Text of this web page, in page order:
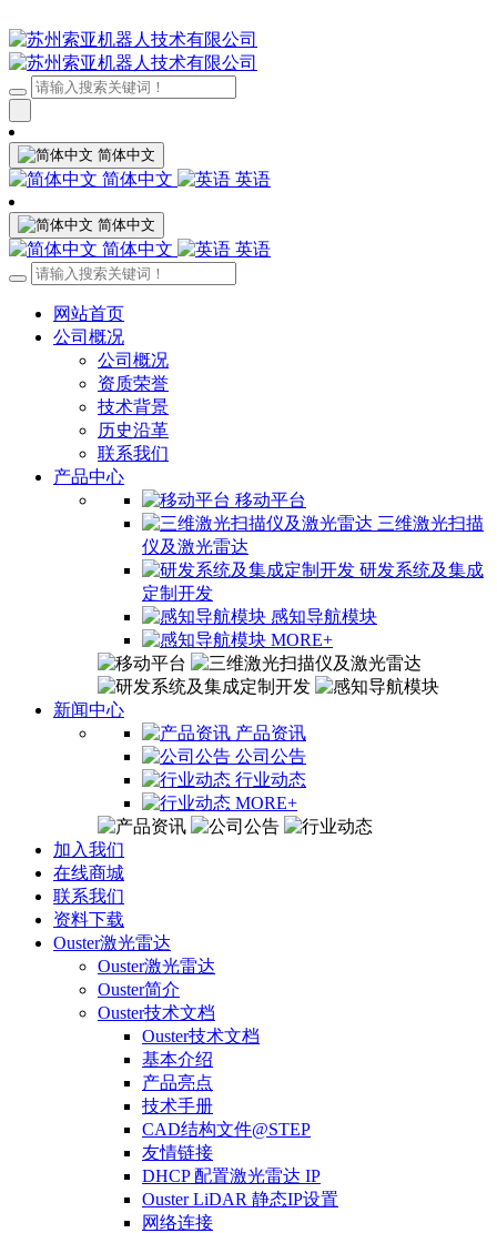
简体中文
简体中文 英语
简体中文
简体中文 英语
网站首页
公司概况
公司概况
资质荣誉
技术背景
历史沿革
联系我们
产品中心
移动平台
三维激光扫描
仪及激光雷达
研发系统及集成
定制开发
感知导航模块
MORE+
新闻中心
产品资讯
公司公告
行业动态
MORE+
加入我们
在线商城
联系我们
资料下载
Ouster激光雷达
Ouster激光雷达
Ouster简介
Ouster技术文档
Ouster技术文档
基本介绍
产品亮点
技术手册
CAD结构文件@STEP
友情链接
DHCP 配置激光雷达 IP
Ouster LiDAR 静态IP设置
网络连接